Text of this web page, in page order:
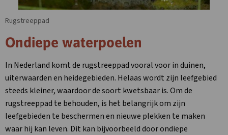
Ondiepe waterpoelen
In Nederland komt de rugstreeppad vooral voor in duinen,
uiterwaarden en heidegebieden. Helaas wordt zijn leefgebied
steeds kleiner, waardoor de soort kwetsbaar is. Om de
rugstreeppad te behouden, is het belangrijk om zijn
leefgebieden te beschermen en nieuwe plekken te maken
waar hij kan leven. Dit kan bijvoorbeeld door ondiepe
Rugstreeppad